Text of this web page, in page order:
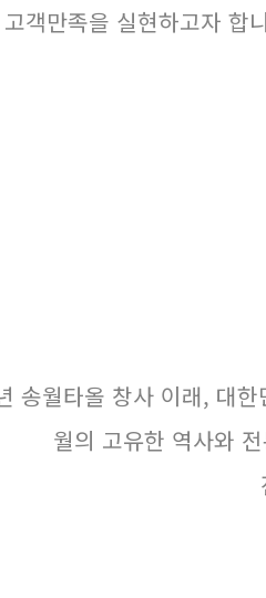
객만족을 실현하고자 합
송월타올 창사 이래, 대
월의 고유한 역사와